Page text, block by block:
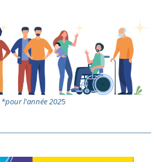
*pour l'année 2025